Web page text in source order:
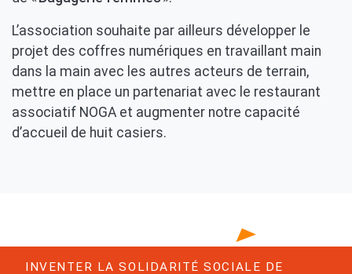
L’association souhaite par ailleurs développer le
projet des coffres numériques en travaillant main
dans la main avec les autres acteurs de terrain,
mettre en place un partenariat avec le restaurant
associatif NOGA et augmenter notre capacité
d’accueil de huit casiers.
INVENTER LA SOLIDARITÉ SOCIALE DE